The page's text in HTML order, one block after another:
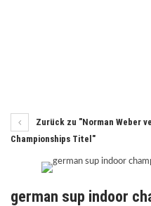
Zurück zu "Norman Weber
Championships Titel"
german sup indoor